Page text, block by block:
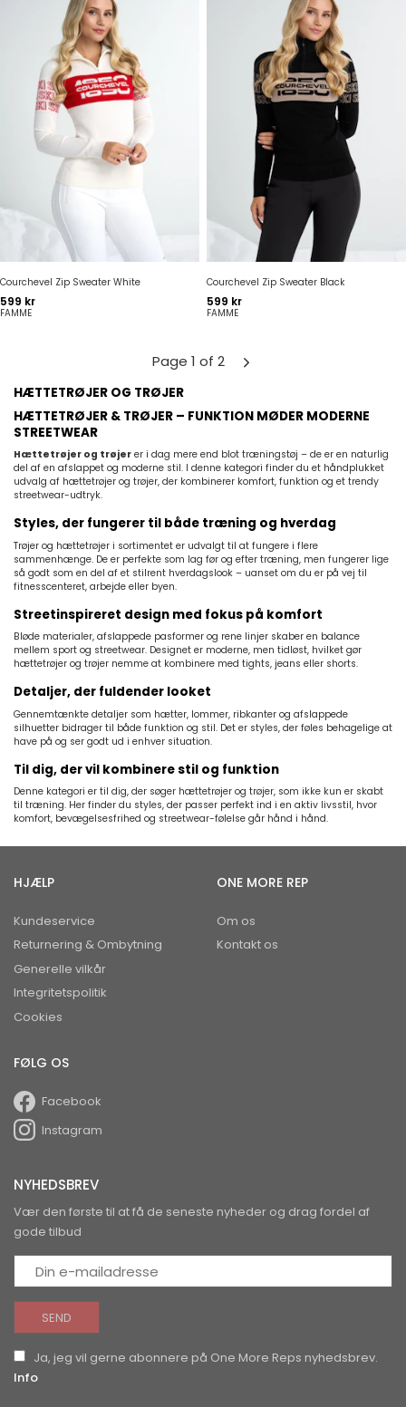
Courchevel Zip Sweater White
Pris
599 kr
FAMME
Courchevel Zip Sweater Black
Pris
599 kr
FAMME
Page 1 of 2
HÆTTETRØJER OG TRØJER
HÆTTETRØJER & TRØJER – FUNKTION MØDER MODERNE
STREETWEAR
Hættetrøjer og trøjer er i dag mere end blot træningstøj – de er en naturlig
del af en afslappet og moderne stil. I denne kategori finder du et håndplukket
udvalg af hættetrøjer og trøjer, der kombinerer komfort, funktion og et trendy
streetwear-udtryk.
Styles, der fungerer til både træning og hverdag
Trøjer og hættetrøjer i sortimentet er udvalgt til at fungere i flere
sammenhænge. De er perfekte som lag før og efter træning, men fungerer lige
så godt som en del af et stilrent hverdagslook – uanset om du er på vej til
fitnesscenteret, arbejde eller byen.
Streetinspireret design med fokus på komfort
Bløde materialer, afslappede pasformer og rene linjer skaber en balance
mellem sport og streetwear. Designet er moderne, men tidløst, hvilket gør
hættetrøjer og trøjer nemme at kombinere med tights, jeans eller shorts.
Detaljer, der fuldender looket
Gennemtænkte detaljer som hætter, lommer, ribkanter og afslappede
silhuetter bidrager til både funktion og stil. Det er styles, der føles behagelige at
have på og ser godt ud i enhver situation.
Til dig, der vil kombinere stil og funktion
Denne kategori er til dig, der søger hættetrøjer og trøjer, som ikke kun er skabt
til træning. Her finder du styles, der passer perfekt ind i en aktiv livsstil, hvor
komfort, bevægelsesfrihed og streetwear-følelse går hånd i hånd.
HJÆLP
Kundeservice
Returnering & Ombytning
Generelle vilkår
Integritetspolitik
Cookies
ONE MORE REP
Om os
Kontakt os
FØLG OS
Facebook
Instagram
NYHEDSBREV
Vær den første til at få de seneste nyheder og drag fordel af
gode tilbud
Ja, jeg vil gerne abonnere på One More Reps nyhedsbrev.
Info